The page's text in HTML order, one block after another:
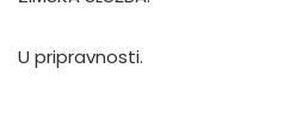
U pripravnosti.